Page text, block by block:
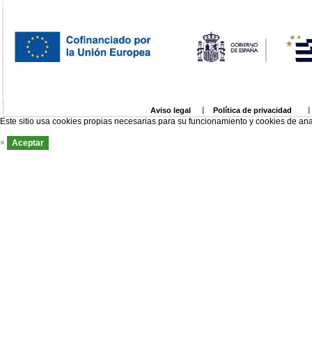
Aviso legal Política de privacidad
Este sitio usa cookies propias necesarias para su funcionamiento y cookies de
× Aceptar